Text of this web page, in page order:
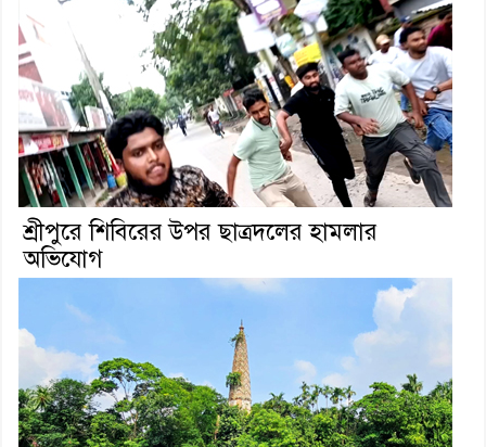
শ্রীপুরে শিবিরের উপর ছাত্রদলের হামলার
অভিযোগ